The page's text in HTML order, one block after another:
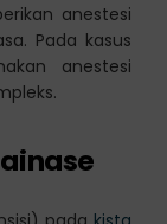
anestesi
Pada kasus
anestesi